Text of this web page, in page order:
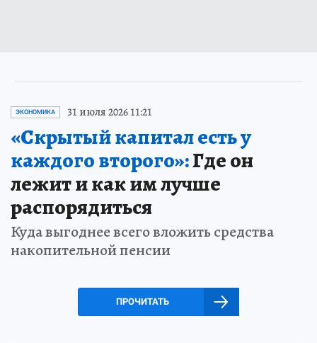
ЭКОНОМИКА 31 июля 2026 11:21
«Скрытый капитал есть у
каждого второго»:Где он
лежит и как им лучше
распорядиться
Куда выгоднее всего вложить средства
накопительной пенсии
ПРОЧИТАТЬ